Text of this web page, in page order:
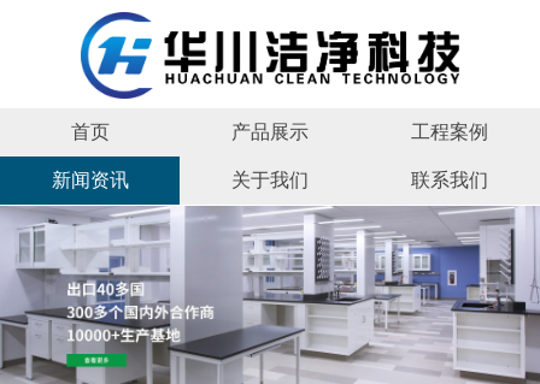
首页 产品展示 工程案例
新闻资讯 关于我们 联系我们